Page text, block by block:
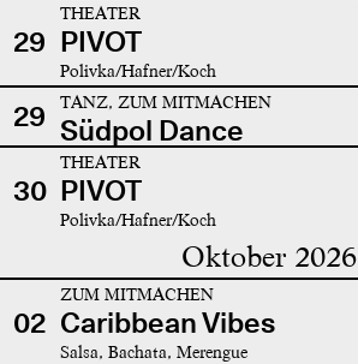
29
THEATER
PIVOT
Polivka/Hafner/Koch
29 TANZ, ZUM MITMACHEN
Südpol Dance
30
THEATER
PIVOT
Polivka/Hafner/Koch
Oktober 2026
02
ZUM MITMACHEN
Caribbean Vibes
Salsa, Bachata, Merengue